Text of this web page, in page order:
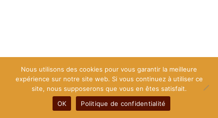
Nous utilisons des cookies pour vous garantir la meilleure
expérience sur notre site web. Si vous continuez à utiliser ce
site, nous supposerons que vous en êtes satisfait.
OK
Politique de confidentialité